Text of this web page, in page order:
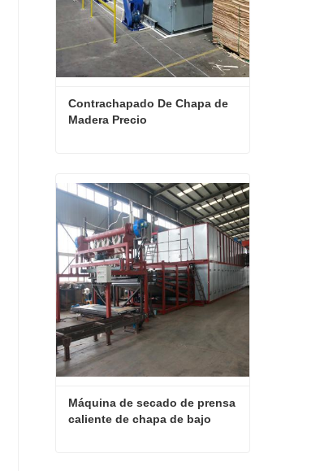
Contrachapado De Chapa de
Madera Precio
Contactar ahora
Máquina de secado de prensa
caliente de chapa de bajo